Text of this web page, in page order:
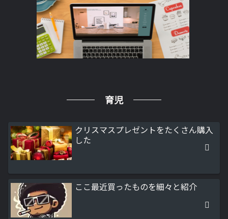
育児
クリスマスプレゼントをたくさん購入
した
ここ最近買ったものを細々と紹介